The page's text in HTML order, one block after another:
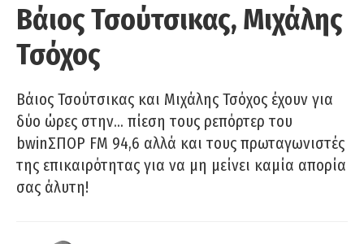
Βάιος Τσούτσικας, Μιχάλης
Τσόχος
Βάιος Τσούτσικας και Μιχάλης Τσόχος έχουν για
δύο ώρες στην… πίεση τους ρεπόρτερ του
bwinΣΠΟΡ FM 94,6 αλλά και τους πρωταγωνιστές
της επικαιρότητας για να μη μείνει καμία απορία
σας άλυτη!